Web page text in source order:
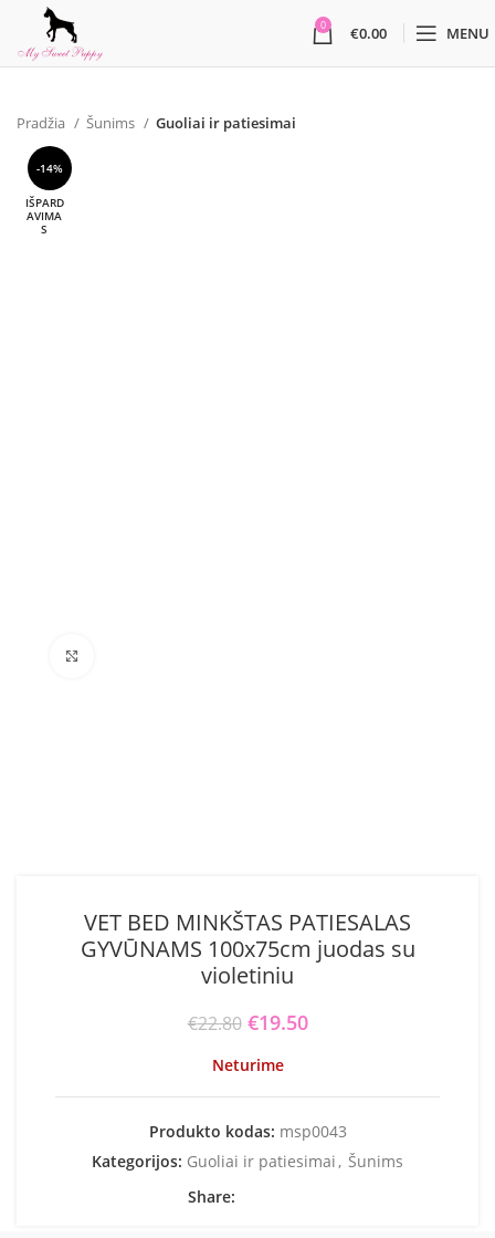
0 €0.00 MENU
Pradžia Šunims Guoliai ir patiesimai
-14%
IŠPARD
AVIMA
S
VET BED MINKŠTAS PATIESALAS
GYVŪNAMS 100x75cm juodas su
violetiniu
€22.80 Original price was: €22.80.
€19.50
Neturime
Produkto kodas: msp0043
Kategorijos: Guoliai ir patiesimai , Šunims
Share: